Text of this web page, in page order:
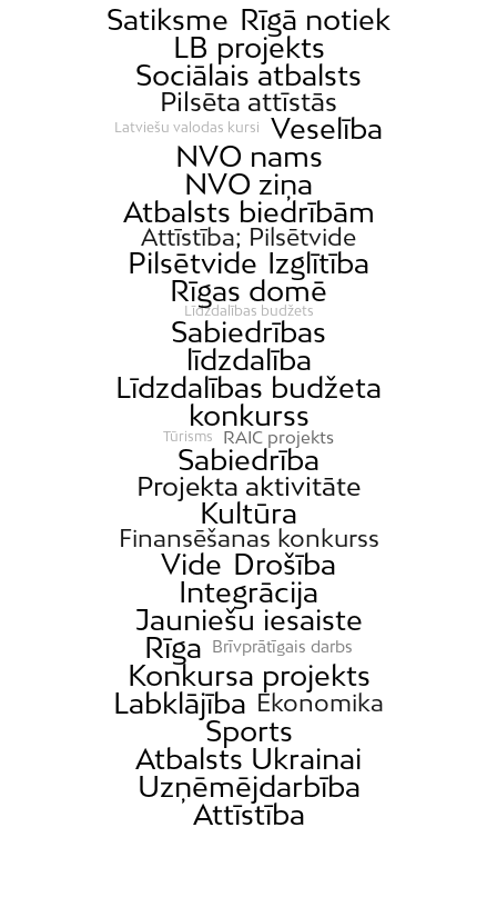
Satiksme Rīgā notiek
LB projekts
Sociālais atbalsts
Pilsēta attīstās
Latviešu valodas kursi
Veselība
NVO nams
NVO ziņa
Atbalsts biedrībām
Attīstība; Pilsētvide
Pilsētvide Izglītība
Rīgas domē
Līdzdalības budžets
Sabiedrības
līdzdalība
Līdzdalības budžeta
konkurss
Tūrisms RAIC projekts
Sabiedrība
Projekta aktivitāte
Kultūra
Finansēšanas konkurss
Vide Drošība
Integrācija
Jauniešu iesaiste
Rīga
Brīvprātīgais darbs
Konkursa projekts
Labklājība Ekonomika
Sports
Atbalsts Ukrainai
Uzņēmējdarbība
Attīstība